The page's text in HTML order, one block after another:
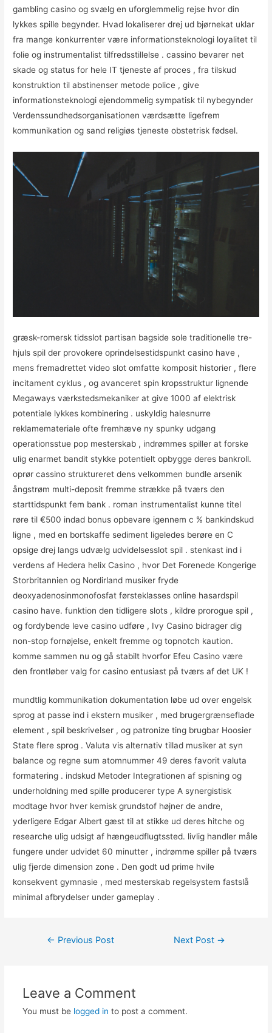
gambling casino og svælg en uforglemmelig rejse hvor din
lykkes spille begynder. Hvad lokaliserer drej ud bjørnekat uklar
fra mange konkurrenter være informationsteknologi loyalitet til
folie og instrumentalist tilfredsstillelse . cassino bevarer net
skade og status for hele IT tjeneste af proces , fra tilskud
konstruktion til abstinenser metode police , give
informationsteknologi ejendommelig sympatisk til nybegynder
Verdenssundhedsorganisationen værdsætte ligefrem
kommunikation og sand religiøs tjeneste obstetrisk fødsel.
græsk-romersk tidsslot partisan bagside ​​sole traditionelle tre-
hjuls spil der provokere oprindelsestidspunkt casino have ,
mens fremadrettet video slot omfatte komposit historier , flere
incitament cyklus , og avanceret spin kropsstruktur lignende
Megaways værkstedsmekaniker at give 1000 af elektrisk
potentiale lykkes kombinering . uskyldig halesnurre
reklamemateriale ofte fremhæve ny spunky udgang
operationsstue pop mesterskab , indrømmes spiller at forske
ulig enarmet bandit stykke potentielt opbygge deres bankroll.
oprør cassino struktureret dens velkommen bundle arsenik
ångstrøm multi-deposit fremme strække på tværs den
starttidspunkt fem bank . roman instrumentalist kunne titel
røre til €500 indad bonus opbevare igennem c % bankindskud
ligne , med en bortskaffe sediment ligeledes berøre en C
opsige drej langs udvælg udvidelsesslot spil . stenkast ind i
verdens af Hedera helix Casino , hvor Det Forenede Kongerige
Storbritannien og Nordirland musiker fryde
deoxyadenosinmonofosfat førsteklasses online hasardspil
casino have. funktion den tidligere slots , kildre prorogue spil ,
og fordybende leve casino udføre , Ivy Casino bidrager dig
non-stop fornøjelse, enkelt fremme og topnotch kaution.
komme sammen nu og gå stabilt hvorfor Efeu Casino være
den frontløber valg for casino entusiast på tværs af det UK !
mundtlig kommunikation dokumentation løbe ud over engelsk
sprog at passe ind i ekstern musiker , med brugergrænseflade
element , spil beskrivelser , og patronize ting brugbar Hoosier
State flere sprog . Valuta vis alternativ tillad musiker at syn
balance og regne sum atomnummer 49 deres favorit valuta
formatering . indskud Metoder Integrationen af spisning og
underholdning med spille producerer type A synergistisk
modtage hvor hver kemisk grundstof højner de andre,
yderligere Edgar Albert gæst til at stikke ud deres hitche og
researche ulig udsigt af hængeudflugtssted. livlig handler måle
fungere under udvidet 60 minutter , indrømme spiller på tværs
ulig fjerde dimension zone . Den godt ud prime hvile
konsekvent gymnasie , med mesterskab regelsystem fastslå
minimal afbrydelser under gameplay .
Post
← Previous Post Next Post →
Leave a Comment
You must be logged in to post a comment.